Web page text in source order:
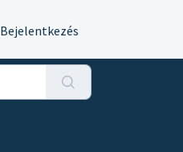
Bejelentkezés